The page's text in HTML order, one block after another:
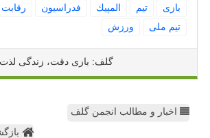
بازی تیم المپیك فدراسیون رقابت
تیم ملی
ورزش
گلف: بازی دقت، زندگی لذت
اخبار و مطالب انجمن گلف